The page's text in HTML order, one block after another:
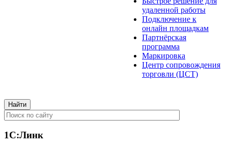
удаленной работы
Подключение к
онлайн площадкам
Партнёрская
программа
Маркировка
Центр сопровождения
торговли (ЦСТ)
1С:Линк